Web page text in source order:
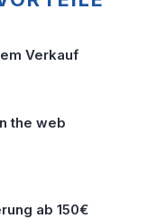
Verkauf
the web
ab 150€